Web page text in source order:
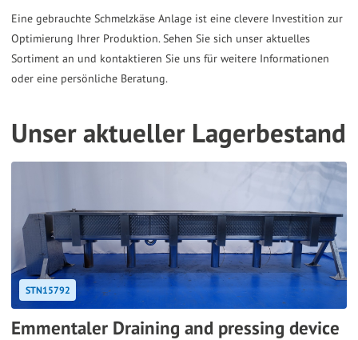
Eine gebrauchte Schmelzkäse Anlage ist eine clevere Investition zur
Optimierung Ihrer Produktion. Sehen Sie sich unser aktuelles
Sortiment an und kontaktieren Sie uns für weitere Informationen
oder eine persönliche Beratung.
Unser aktueller Lagerbestand
STN15792
Emmentaler Draining and pressing device